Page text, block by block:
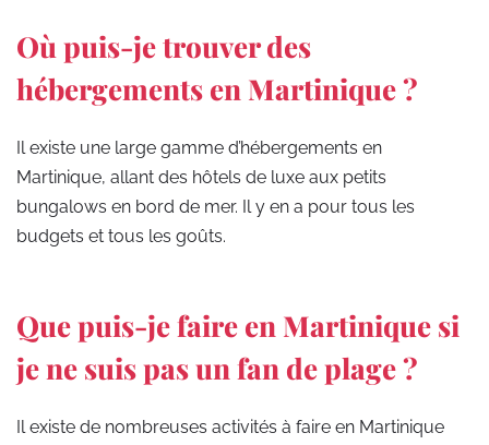
Où puis-je trouver des
hébergements en Martinique ?
Il existe une large gamme d’hébergements en
Martinique, allant des hôtels de luxe aux petits
bungalows en bord de mer. Il y en a pour tous les
budgets et tous les goûts.
Que puis-je faire en Martinique si
je ne suis pas un fan de plage ?
Il existe de nombreuses activités à faire en Martinique